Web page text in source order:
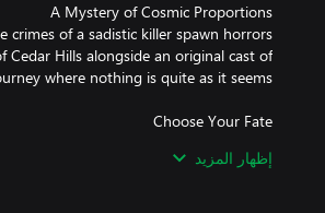
of a sadistic killer spawn horrors
Hills alongside an original cast of
discover how a simple decision can
إظهار المزيد